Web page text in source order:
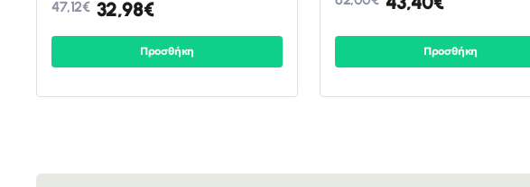
32,98€
47,12€
Προσθήκη Προσθήκη